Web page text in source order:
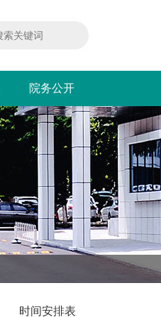
院务公开
时间安排表